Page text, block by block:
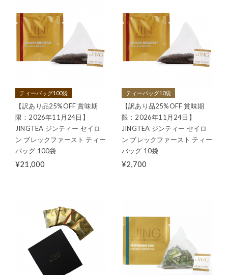
ティーバッグ100袋
【訳あり品25%OFF 賞味期
限：2026年11月24日】
JINGTEA ジンティー セイロ
ン ブレックファースト ティー
バッグ 100袋
¥21,000
ティーバッグ10袋
【訳あり品25%OFF 賞味期
限：2026年11月24日】
JINGTEA ジンティー セイロ
ン ブレックファースト ティー
バッグ 10袋
¥2,700